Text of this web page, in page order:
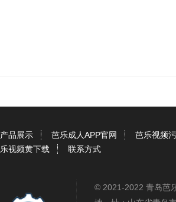
产品展示 芭乐成人APP官网 芭乐视频
乐视频黄下载
联系方式
© 2021-2022 青岛芭